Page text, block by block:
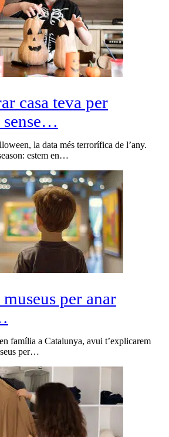
casa teva per
sense…
la data més terrorífica de l’any.
estem en…
per anar
família a Catalunya, avui t’explicarem
per…